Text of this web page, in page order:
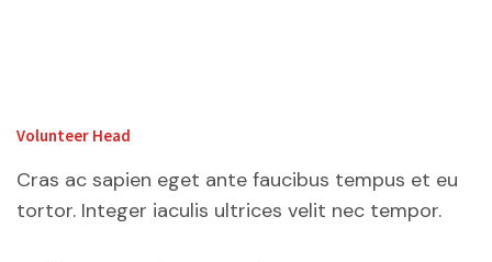
Volunteer Head
Cras ac sapien eget ante faucibus tempus et eu
tortor. Integer iaculis ultrices velit nec tempor.